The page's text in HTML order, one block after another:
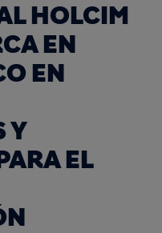
HOLCIM
EN
EN
Y
EL